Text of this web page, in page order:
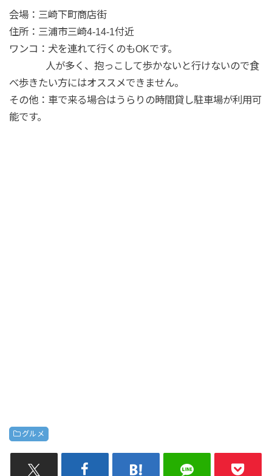
会場：三崎下町商店街
住所：三浦市三崎4-14-1付近
ワンコ：犬を連れて行くのもOKです。
人が多く、抱っこして歩かないと行けないので食
べ歩きたい方にはオススメできません。
その他：車で来る場合はうらりの時間貸し駐車場が利用可
能です。
グルメ